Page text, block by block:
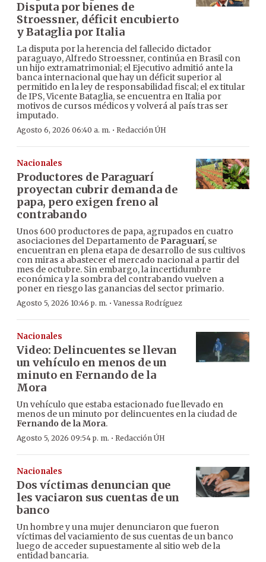
Disputa por bienes de
Stroessner, déficit encubierto
y Bataglia por Italia
La disputa por la herencia del fallecido dictador
paraguayo, Alfredo Stroessner, continúa en Brasil con
un hijo extramatrimonial; el Ejecutivo admitió ante la
banca internacional que hay un déficit superior al
permitido en la ley de responsabilidad fiscal; el ex titular
de IPS, Vicente Bataglia, se encuentra en Italia por
motivos de cursos médicos y volverá al país tras ser
imputado.
Agosto 6, 2026 06:40 a. m. · Redacción ÚH
Nacionales
Productores de Paraguarí
proyectan cubrir demanda de
papa, pero exigen freno al
contrabando
Unos 600 productores de papa, agrupados en cuatro
asociaciones del Departamento de Paraguarí, se
encuentran en plena etapa de desarrollo de sus cultivos
con miras a abastecer el mercado nacional a partir del
mes de octubre. Sin embargo, la incertidumbre
económica y la sombra del contrabando vuelven a
poner en riesgo las ganancias del sector primario.
Agosto 5, 2026 10:46 p. m. ·Vanessa Rodríguez
Nacionales
Video: Delincuentes se llevan
un vehículo en menos de un
minuto en Fernando de la
Mora
Un vehículo que estaba estacionado fue llevado en
menos de un minuto por delincuentes en la ciudad de
Fernando de la Mora.
Agosto 5, 2026 09:54 p. m. · Redacción ÚH
Nacionales
Dos víctimas denuncian que
les vaciaron sus cuentas de un
banco
Un hombre y una mujer denunciaron que fueron
víctimas del vaciamiento de sus cuentas de un banco
luego de acceder supuestamente al sitio web de la
entidad bancaria.